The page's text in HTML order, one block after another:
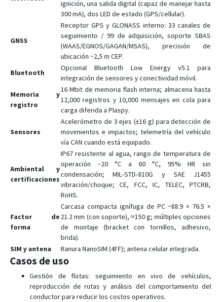
ignición, una salida digital (capaz de manejar hasta
300 mA), dos LED de estado (GPS/cellular).
GNSS
Receptor GPS y GLONASS interno: 33 canales de
seguimiento / 99 de adquisición, soporte SBAS
(WAAS/EGNOS/GAGAN/MSAS), precisión de
ubicación ~2,5 m CEP.
Bluetooth
Opcional Bluetooth Low Energy v5.1 para
integración de sensores y conectividad móvil.
Memoria y
registro
16 Mbit de memoria flash interna; almacena hasta
12,000 registros y 10,000 mensajes en cola para
carga diferida a Plaspy.
Sensores
Acelerómetro de 3 ejes (±16 g) para detección de
movimientos e impactos; telemetría del vehículo
vía CAN cuando está equipado.
Ambiental y
certificaciones
IP67 resistente al agua, rango de temperatura de
operación −20 °C a 60 °C, 95% HR sin
condensación; MIL‑STD‑810G y SAE J1455
vibración/choque; CE, FCC, IC, TELEC, PTCRB,
RoHS.
Factor de
forma
Carcasa compacta ignífuga de PC ~88.9 × 76.5 ×
21.2 mm (con soporte), ≈150 g; múltiples opciones
de montaje (bracket con tornillos, adhesivo,
brida).
SIM y antena
Ranura NanoSIM (4FF); antena celular integrada.
Casos de uso
Gestión de flotas: seguimiento en vivo de vehículos,
reproducción de rutas y análisis del comportamiento del
conductor para reducir los costos operativos.